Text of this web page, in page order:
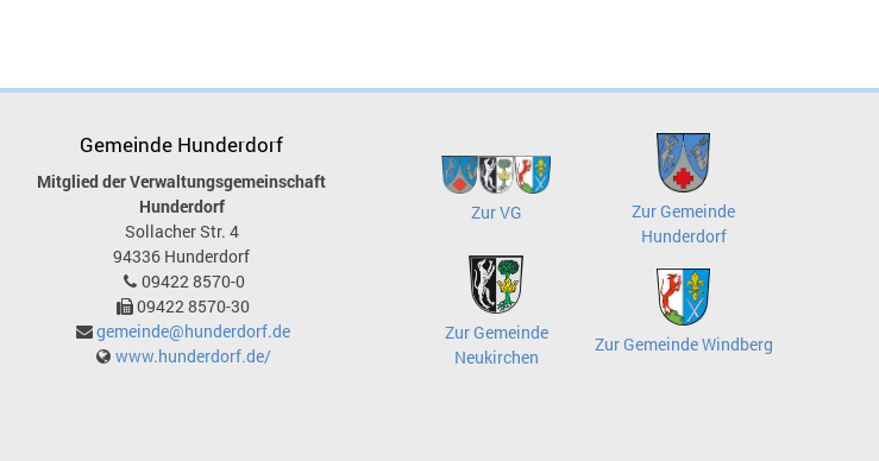
Gemeinde Hunderdorf
Mitglied der Verwaltungsgemeinschaft
Hunderdorf
Sollacher Str. 4
94336 Hunderdorf
09422 8570-0
09422 8570-30
gemeinde@hunderdorf.de
www.hunderdorf.de/
Zur VG
Zur Gemeinde
Hunderdorf
Zur Gemeinde
Neukirchen
Zur Gemeinde Windberg